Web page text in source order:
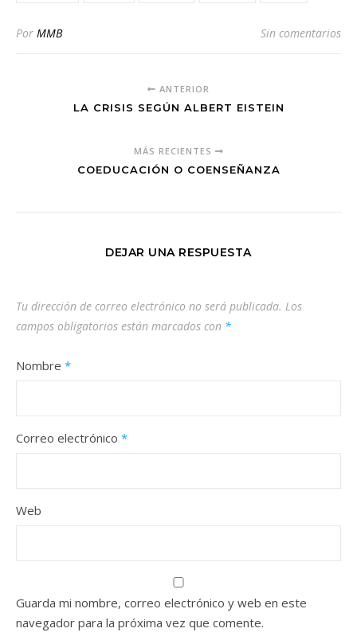
Por MMB Sin comentarios
ANTERIOR
LA CRISIS SEGÚN ALBERT EISTEIN
MÁS RECIENTES
COEDUCACIÓN O COENSEÑANZA
DEJAR UNA RESPUESTA
Tu dirección de correo electrónico no será publicada. Los
campos obligatorios están marcados con *
Nombre *
Correo electrónico *
Web
Guarda mi nombre, correo electrónico y web en este
navegador para la próxima vez que comente.